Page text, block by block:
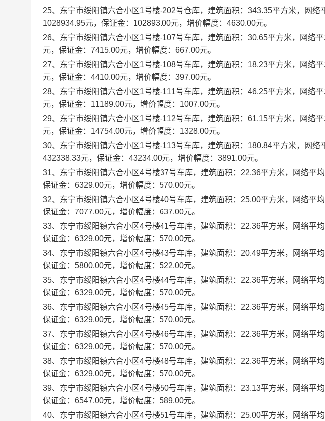
25、东宁市绥阳镇六合小区1号楼-202号仓库，建筑面积：343.35平方米，网络
1028934.95元，保证金：102893.00元，增价幅度：4630.00元。
26、东宁市绥阳镇六合小区1号楼-107号车库，建筑面积：30.65平方米，网络
元，保证金：7415.00元，增价幅度：667.00元。
27、东宁市绥阳镇六合小区1号楼-108号车库，建筑面积：18.23平方米，网络
元，保证金：4410.00元，增价幅度：397.00元。
28、东宁市绥阳镇六合小区1号楼-111号车库，建筑面积：46.25平方米，网络
元，保证金：11189.00元，增价幅度：1007.00元。
29、东宁市绥阳镇六合小区1号楼-112号车库，建筑面积：61.15平方米，网络
元，保证金：14754.00元，增价幅度：1328.00元。
30、东宁市绥阳镇六合小区1号楼-113号车库，建筑面积：180.84平方米，网络
432338.33元，保证金：43234.00元，增价幅度：3891.00元。
31、东宁市绥阳镇六合小区4号楼37号车库，建筑面积：22.36平方米，网络平
保证金：6329.00元，增价幅度：570.00元。
32、东宁市绥阳镇六合小区4号楼40号车库，建筑面积：25.00平方米，网络平
保证金：7077.00元，增价幅度：637.00元。
33、东宁市绥阳镇六合小区4号楼41号车库，建筑面积：22.36平方米，网络平
保证金：6329.00元，增价幅度：570.00元。
34、东宁市绥阳镇六合小区4号楼43号车库，建筑面积：20.49平方米，网络平
保证金：5800.00元，增价幅度：522.00元。
35、东宁市绥阳镇六合小区4号楼44号车库，建筑面积：22.36平方米，网络平
保证金：6329.00元，增价幅度：570.00元。
36、东宁市绥阳镇六合小区4号楼45号车库，建筑面积：22.36平方米，网络平
保证金：6329.00元，增价幅度：570.00元。
37、东宁市绥阳镇六合小区4号楼46号车库，建筑面积：22.36平方米，网络平
保证金：6329.00元，增价幅度：570.00元。
38、东宁市绥阳镇六合小区4号楼48号车库，建筑面积：22.36平方米，网络平
保证金：6329.00元，增价幅度：570.00元。
39、东宁市绥阳镇六合小区4号楼50号车库，建筑面积：23.13平方米，网络平
保证金：6547.00元，增价幅度：589.00元。
40、东宁市绥阳镇六合小区4号楼51号车库，建筑面积：25.00平方米，网络平